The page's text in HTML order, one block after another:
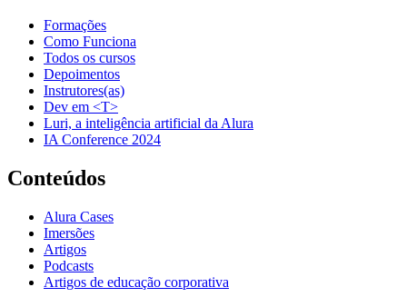
Formações
Como Funciona
Todos os cursos
Depoimentos
Instrutores(as)
Dev em <T>
Luri, a inteligência artificial da Alura
IA Conference 2024
Conteúdos
Alura Cases
Imersões
Artigos
Podcasts
Artigos de educação corporativa